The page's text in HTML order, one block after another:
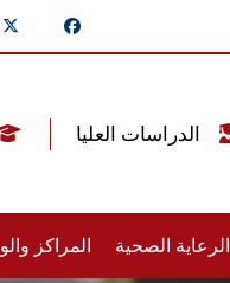
الرعاية الصحية المراكز